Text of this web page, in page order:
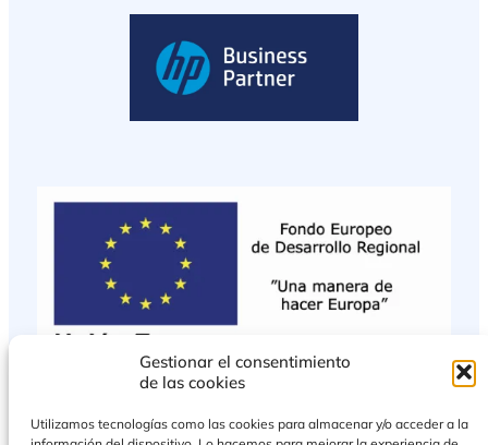
Gestionar el consentimiento
de las cookies
Utilizamos tecnologías como las cookies para almacenar y/o acceder a la